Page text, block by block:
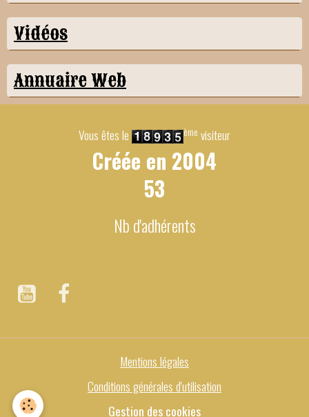
Vidéos
Annuaire Web
Vous êtes le ème visiteur
Créée en 2004
53
Nb d'adhérents
Mentions légales
Conditions générales d'utilisation
Gestion des cookies